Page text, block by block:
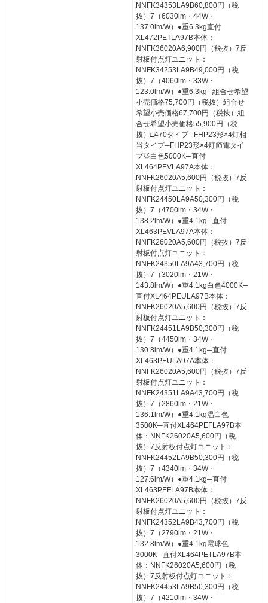
NNFK34353LA9B60,800円（税
抜）7（6030lm・44W・
137.0lm/W）●重6.3kg直付
XL472PETLA97B本体：
NNFK36020A6,900円（税抜）7反
射板付点灯ユニット：
NNFK34253LA9B49,000円（税
抜）7（4060lm・33W・
123.0lm/W）●重6.3kg─組合せ希望
小売価格75,700円（税抜）組合せ
希望小売価格67,700円（税抜）組
合せ希望小売価格55,900円（税
抜）□470タイプ─FHP23形×4灯相
当タイプ─FHP23形×4灯節電タイ
プ昼白色5000K─直付
XL464PEVLA97A本体：
NNFK26020A5,600円（税抜）7反
射板付点灯ユニット：
NNFK24450LA9A50,300円（税
抜）7（4700lm・34W・
138.2lm/W）●重4.1kg─直付
XL463PEVLA97A本体：
NNFK26020A5,600円（税抜）7反
射板付点灯ユニット：
NNFK24350LA9A43,700円（税
抜）7（3020lm・21W・
143.8lm/W）●重4.1kg白色4000K─
直付XL464PEULA97B本体：
NNFK26020A5,600円（税抜）7反
射板付点灯ユニット：
NNFK24451LA9B50,300円（税
抜）7（4450lm・34W・
130.8lm/W）●重4.1kg─直付
XL463PEULA97A本体：
NNFK26020A5,600円（税抜）7反
射板付点灯ユニット：
NNFK24351LA9A43,700円（税
抜）7（2860lm・21W・
136.1lm/W）●重4.1kg温白色
3500K─直付XL464PEFLA97B本
体：NNFK26020A5,600円（税
抜）7反射板付点灯ユニット：
NNFK24452LA9B50,300円（税
抜）7（4340lm・34W・
127.6lm/W）●重4.1kg─直付
XL463PEFLA97B本体：
NNFK26020A5,600円（税抜）7反
射板付点灯ユニット：
NNFK24352LA9B43,700円（税
抜）7（2790lm・21W・
132.8lm/W）●重4.1kg電球色
3000K─直付XL464PETLA97B本
体：NNFK26020A5,600円（税
抜）7反射板付点灯ユニット：
NNFK24453LA9B50,300円（税
抜）7（4210lm・34W・